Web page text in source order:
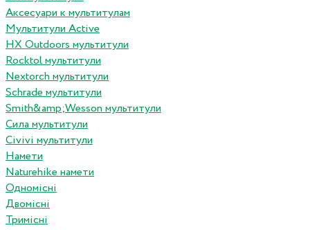
Аксесуари к мультитулам
Мультитули Active
HX Outdoors мультитули
Rocktol мультитули
Nextorch мультитули
Schrade мультитули
Smith&amp;Wesson мультитули
Сила мультитули
Civivi мультитули
Намети
Naturehike намети
Одномісні
Двомісні
Тримісні